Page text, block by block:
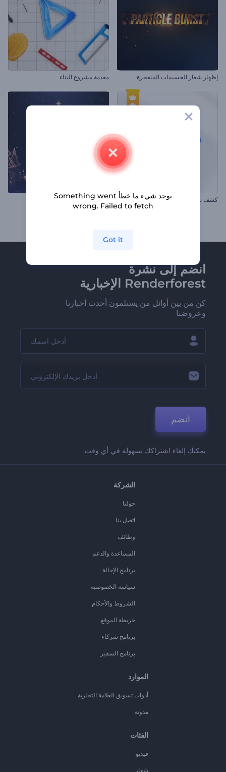
إظهار شعار الجسيمات المنفجرة مقدمة مشروع البناء
كشف شعار بسيط شجرة كريسماس لولبية سحرية
انضم إلى نشرة
Renderforest الإخبارية
كن من بين أوائل من يستلمون أحدث أخبارنا
وعروضنا
انضم
يمكنك إلغاء اشتراكك بسهولة في أي وقت.
الشركة
حولنا
اتصل بنا
وظائف
المساعدة والدعم
برنامج الإحالة
سياسة الخصوصية
الشروط والأحكام
خريطة الموقع
برنامج شركاء
برنامج السفير
الموارد
أدوات تسويق العلامة التجارية
مدونة
الفئات
فيديو
شعار
يوجد شيء ما خطأ Something went
wrong. Failed to fetch
Got it